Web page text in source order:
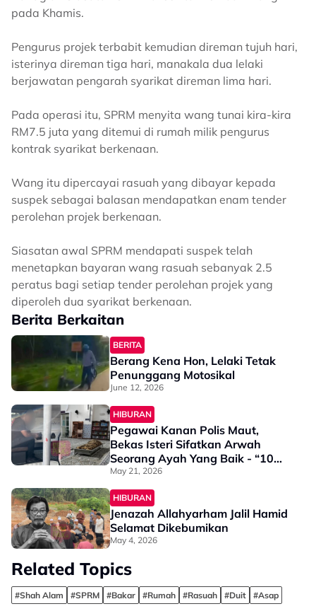
pada Khamis.
Pengurus projek terbabit kemudian direman tujuh hari,
isterinya direman tiga hari, manakala dua lelaki
berjawatan pengarah syarikat direman lima hari.
Pada operasi itu, SPRM menyita wang tunai kira-kira
RM7.5 juta yang ditemui di rumah milik pengurus
kontrak syarikat berkenaan.
Wang itu dipercayai rasuah yang dibayar kepada
suspek sebagai balasan mendapatkan enam tender
perolehan projek berkenaan.
Siasatan awal SPRM mendapati suspek telah
menetapkan bayaran wang rasuah sebanyak 2.5
peratus bagi setiap tender perolehan projek yang
diperoleh dua syarikat berkenaan.
Berita Berkaitan
BERITA
Berang Kena Hon, Lelaki Tetak
Penunggang Motosikal
June 12, 2026
HIBURAN
Pegawai Kanan Polis Maut,
Bekas Isteri Sifatkan Arwah
Seorang Ayah Yang Baik - “10
Tahun Kita Berpisah Hidup, Hari
Ini…”
May 21, 2026
HIBURAN
Jenazah Allahyarham Jalil Hamid
Selamat Dikebumikan
May 4, 2026
Related Topics
#Shah Alam #SPRM #Bakar #Rumah #Rasuah #Duit #Asap